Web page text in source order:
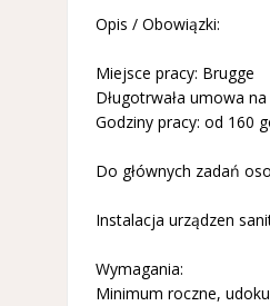
Opis / Obowiązki:
Miejsce pracy: Brugge
Długotrwała umowa
Godziny pracy: od 160
Do głównych zadań
Instalacja urządzen
Wymagania:
Minimum roczne,